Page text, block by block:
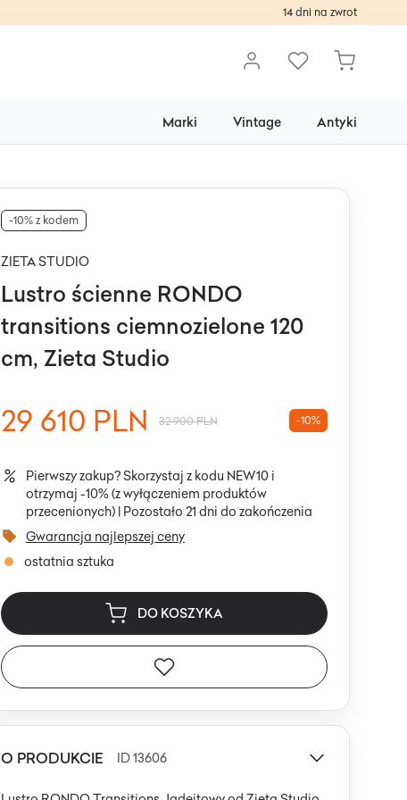
14 dni na zwrot
Marki Vintage Antyki
-10% z kodem
ZIETA STUDIO
Lustro ścienne RONDO
transitions ciemnozielone 120
cm, Zieta Studio
29 610 PLN 32 900 PLN -10%
Pierwszy zakup? Skorzystaj z kodu NEW10 i
otrzymaj -10% (z wyłączeniem produktów
przecenionych) | Pozostało 21 dni do zakończenia
Gwarancja najlepszej ceny
ostatnia sztuka
DO KOSZYKA
O PRODUKCIE ID 13606